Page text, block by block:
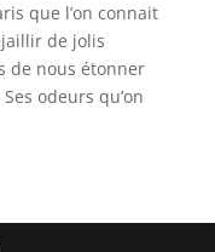
que l’on connait
de jolis
de nous étonner
odeurs qu’on